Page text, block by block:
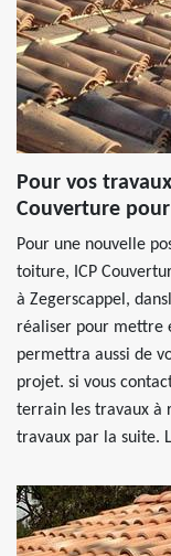
Pour vos
Couverture
Pour une nouvelle
toiture, ICP
à Zegerscappel,
réaliser pour mettre
permettra aussi de
projet. si vous
terrain les travaux à
travaux par la suite.